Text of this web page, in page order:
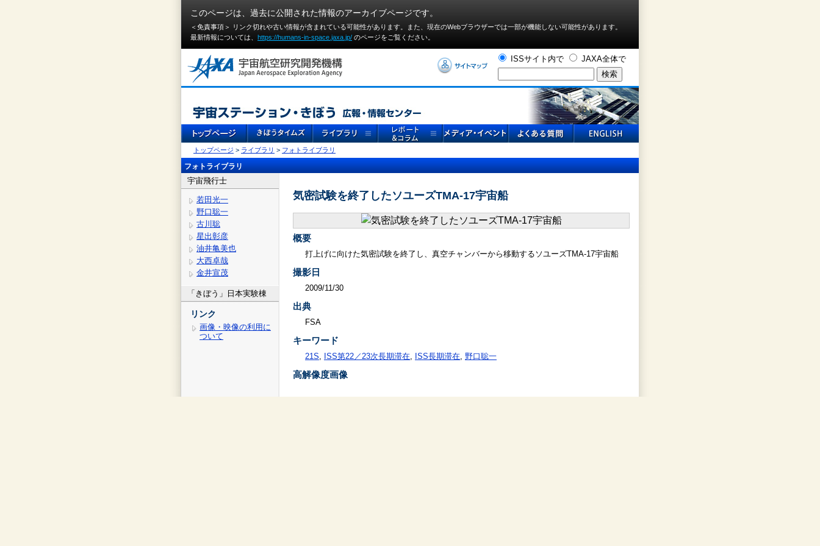
このページは、過去に公開された情報のアーカイブページです。
＜免責事項＞ リンク切れや古い情報が含まれている可能性があります。また、現在のWebブラウザーでは⼀部が機能しない可能性があります。
最新情報については、 https://humans-in-space.jaxa.jp/ のページをご覧ください。
ISSサイト内で JAXA全体で
トップページ > ライブラリ > フォトライブラリ
フォトライブラリ
宇宙飛行士
若田光一
野口聡一
古川聡
星出彰彦
油井亀美也
大西卓哉
金井宣茂
「きぼう」日本実験棟
リンク
画像・映像の利用に
ついて
気密試験を終了したソユーズTMA-17宇宙船
概要
打上げに向けた気密試験を終了し、真空チャンバーから移動するソユーズTMA-17宇宙船
撮影日
2009/11/30
出典
FSA
キーワード
21S, ISS第22／23次長期滞在, ISS長期滞在, 野口聡一
高解像度画像